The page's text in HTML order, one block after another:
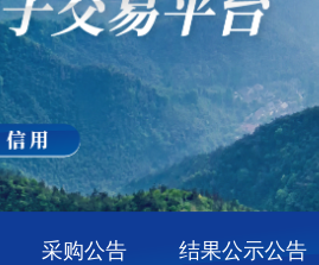
采购公告 结果公示公告